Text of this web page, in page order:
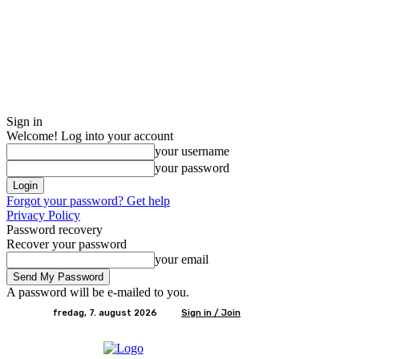
Sign in
Welcome! Log into your account
your username
your password
Forgot your password? Get help
Privacy Policy
Password recovery
Recover your password
your email
A password will be e-mailed to you.
fredag, 7. august 2026 Sign in / Join